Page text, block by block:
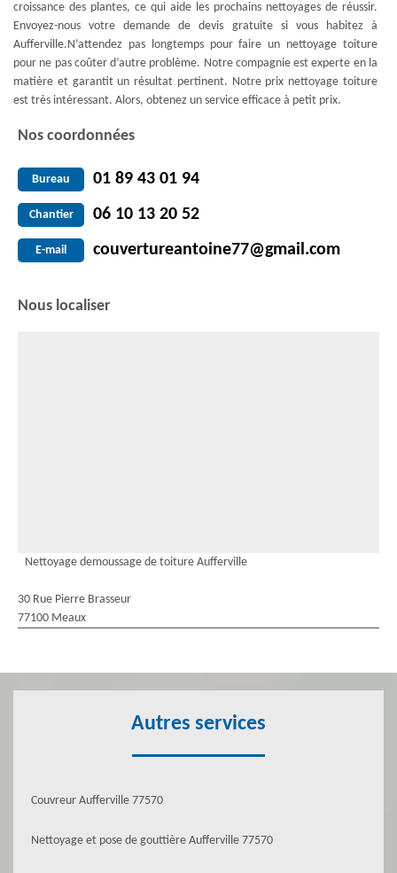
croissance des plantes, ce qui aide les prochains nettoyages de réussir.
Envoyez-nous votre demande de devis gratuite si vous habitez à
Aufferville.N’attendez pas longtemps pour faire un nettoyage toiture
pour ne pas coûter d’autre problème. Notre compagnie est experte en la
matière et garantit un résultat pertinent. Notre prix nettoyage toiture
est très intéressant. Alors, obtenez un service efficace à petit prix.
Nos coordonnées
Bureau 01 89 43 01 94
Chantier 06 10 13 20 52
E-mail couvertureantoine77@gmail.com
Nous localiser
Nettoyage demoussage de toiture Aufferville
30 Rue Pierre Brasseur
77100 Meaux
Autres services
Couvreur Aufferville 77570
Nettoyage et pose de gouttière Aufferville 77570